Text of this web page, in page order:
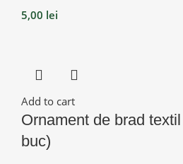
5,00 lei
Add to cart
Ornament de brad
buc)